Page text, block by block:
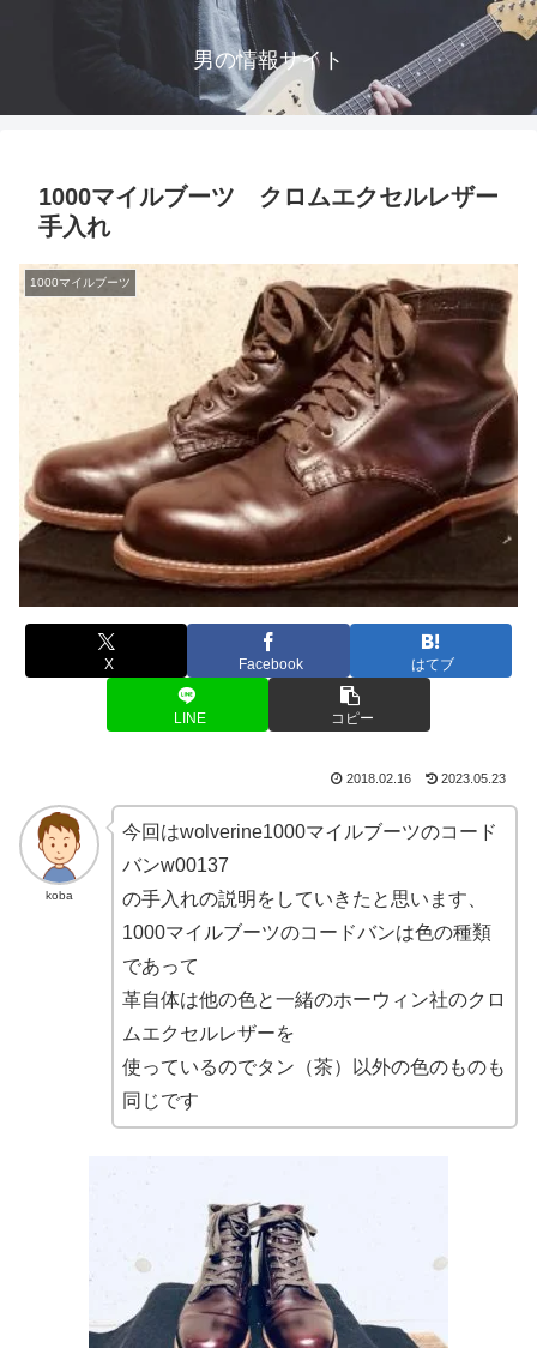
男の情報サイト
1000マイルブーツ クロムエクセルレザー
手入れ
1000マイルブーツ
X Facebook はてブ
LINE コピー
2018.02.16 2023.05.23
koba
今回はwolverine1000マイルブーツのコード
バンw00137
の手入れの説明をしていきたと思います、
1000マイルブーツのコードバンは色の種類
であって
革自体は他の色と一緒のホーウィン社のクロ
ムエクセルレザーを
使っているのでタン（茶）以外の色のものも
同じです